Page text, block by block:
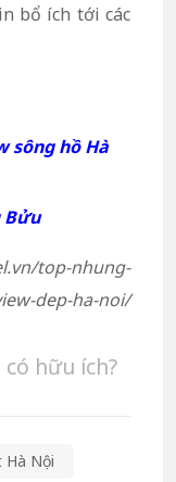
bổ ích tới các
sông hồ Hà
Bửu
top-nhung-
dep-ha-noi/
hữu ích?
Nội